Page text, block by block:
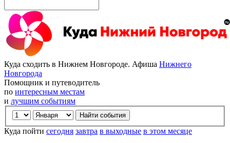
Куда сходить в Нижнем Новгороде. Афиша Нижнего
Новгорода
Помощник и путеводитель
по интересным местам
и лучшим событиям
Куда пойти сегодня завтра в выходные в этом месяце